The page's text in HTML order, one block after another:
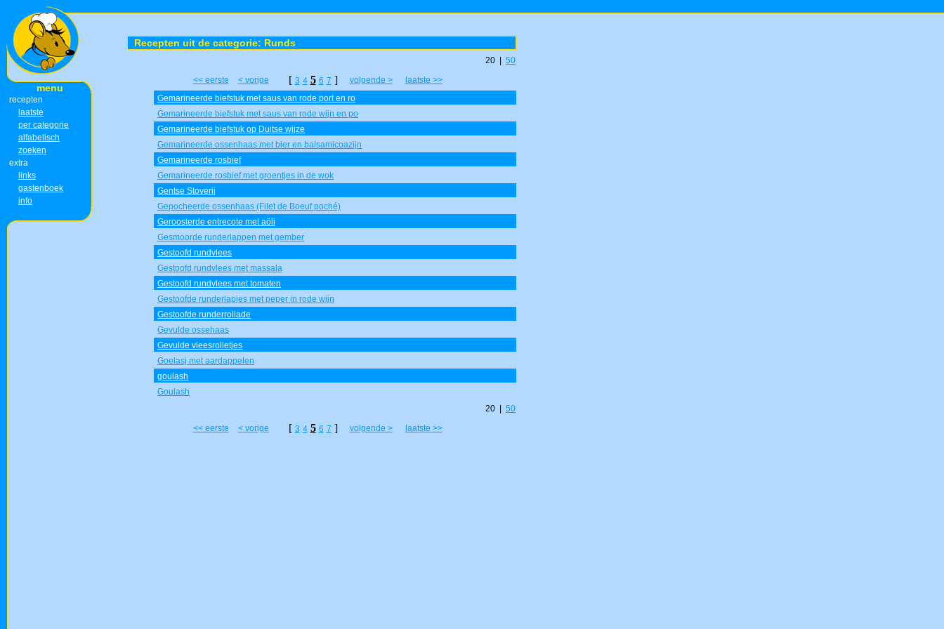
menu
recepten
laatste
per categorie
alfabetisch
zoeken
extra
links
gastenboek
info
Recepten uit de categorie: Runds
20 | 50
<< eerste
< vorige [ 3 4 5 6 7 ] volgende >
laatste >>
Gemarineerde biefstuk met saus van rode port en ro
Gemarineerde biefstuk met saus van rode wijn en po
Gemarineerde biefstuk op Duitse wijze
Gemarineerde ossenhaas met bier en balsamicoazijn
Gemarineerde rosbief
Gemarineerde rosbief met groentjes in de wok
Gentse Stoverij
Gepocheerde ossenhaas (Filet de Boeuf poché)
Geroosterde entrecote met aöli
Gesmoorde runderlappen met gember
Gestoofd rundvlees
Gestoofd rundvlees met massala
Gestoofd rundvlees met tomaten
Gestoofde runderlapjes met peper in rode wijn
Gestoofde runderrollade
Gevulde ossehaas
Gevulde vleesrolletjes
Goelasj met aardappelen
goulash
Goulash
20 | 50
<< eerste
< vorige [ 3 4 5 6 7 ] volgende > laatste >>